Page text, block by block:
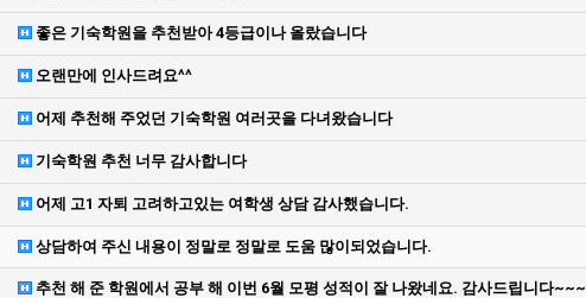
좋은 기숙학원을 추천받아 4등급이나 올랐습니다
오랜만에 인사드려요^^
어제 추천해 주었던 기숙학원 여러곳을 다녀왔습니다
기숙학원 추천 너무 감사합니다
어제 고1 자퇴 고려하고있는 여학생 상담 감사했습니다.
상담하여 주신 내용이 정말로 정말로 도움 많이되었습니다.
추천 해 준 학원에서 공부 해 이번 6월 모평 성적이 잘 나왔네요. 감사드립니다~~~